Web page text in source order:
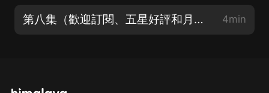
第八集（歡迎訂閱、五星好評和月票支持） 4min